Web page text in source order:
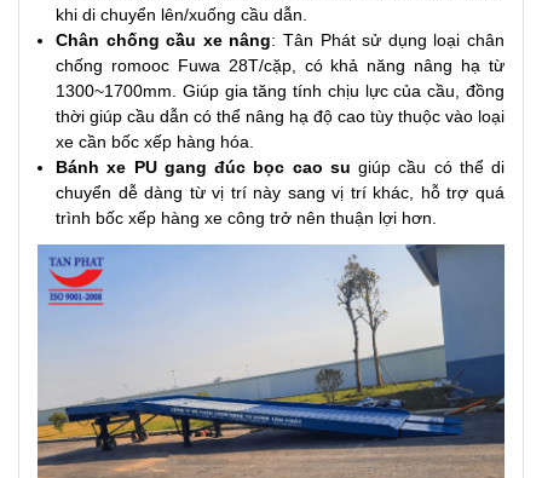
khi di chuyển lên/xuống cầu dẫn.
Chân chống cầu xe nâng: Tân Phát sử dụng loại chân
chống romooc Fuwa 28T/cặp, có khả năng nâng hạ từ
1300~1700mm. Giúp gia tăng tính chịu lực của cầu, đồng
thời giúp cầu dẫn có thể nâng hạ độ cao tùy thuộc vào loại
xe cần bốc xếp hàng hóa.
Bánh xe PU gang đúc bọc cao su giúp cầu có thể di
chuyển dễ dàng từ vị trí này sang vị trí khác, hỗ trợ quá
trình bốc xếp hàng xe công trở nên thuận lợi hơn.